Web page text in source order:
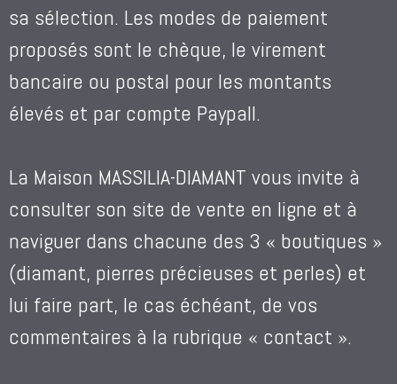
sa sélection. Les modes de paiement
proposés sont le chèque, le virement
bancaire ou postal pour les montants
élevés et par compte Paypall.
La Maison MASSILIA-DIAMANT vous invite à
consulter son site de vente en ligne et à
naviguer dans chacune des 3 « boutiques »
(diamant, pierres précieuses et perles) et
lui faire part, le cas échéant, de vos
commentaires à la rubrique « contact ».